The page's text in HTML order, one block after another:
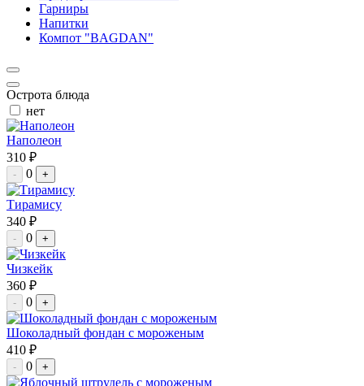
Гарниры
Напитки
Компот "BAGDAN"
Острота блюда
нет
Наполеон
310 ₽
- 0 +
Тирамису
340 ₽
- 0 +
Чизкейк
360 ₽
- 0 +
Шоколадный фондан с мороженым
410 ₽
- 0 +